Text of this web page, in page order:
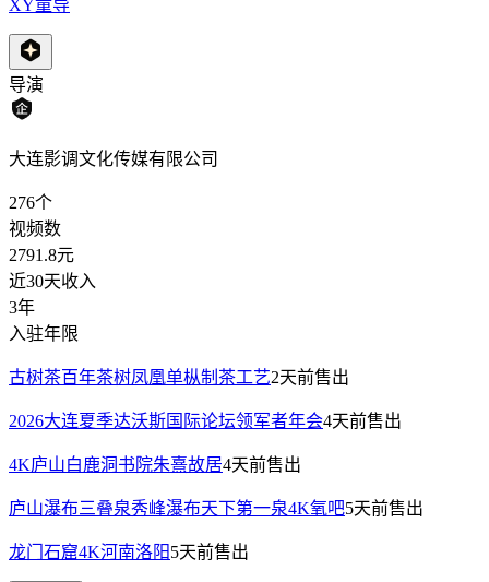
XY童导
导演
大连影调文化传媒有限公司
276个
视频数
2791.8元
近30天收入
3年
入驻年限
古树茶百年茶树凤凰单枞制茶工艺2天前售出
2026大连夏季达沃斯国际论坛领军者年会4天前售出
4K庐山白鹿洞书院朱熹故居4天前售出
庐山瀑布三叠泉秀峰瀑布天下第一泉4K氧吧5天前售出
龙门石窟4K河南洛阳5天前售出